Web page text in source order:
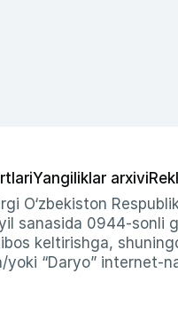
Yangiliklar arxivi
O‘zbekiston
sanasida 0944-sonli
keltirishga,
“Daryo” internet-